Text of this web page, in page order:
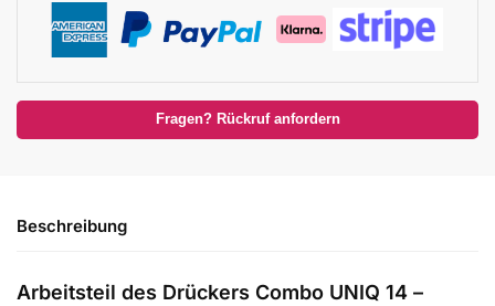
Fragen? Rückruf anfordern
Beschreibung
Arbeitsteil des Drückers Combo UNIQ 14 –